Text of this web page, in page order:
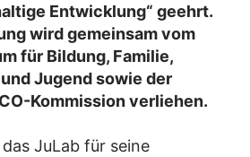
Entwicklung“ geehrt.
wird gemeinsam vom
für Bildung, Familie,
Jugend sowie der
Kommission verliehen.
JuLab für seine